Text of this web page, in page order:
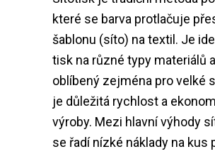
které se barva protlačuje
šablonu (síto) na textil. Je
tisk na různé typy materiálů
oblíbený zejména pro velké
je důležitá rychlost a
výroby. Mezi hlavní výhody
se řadí nízké náklady na kus